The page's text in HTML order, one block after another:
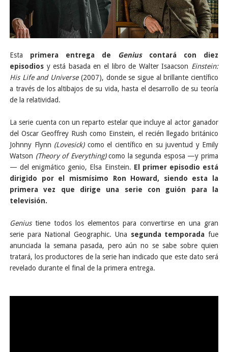
Esta primera entrega de Geniuscontará con diez
episodios y está basada en el libro de Walter Isaacson Einstein:
His Life and Universe(2007), donde se sigue al brillante científico
a través de los altibajos de su vida, hasta el desarrollo de su teoría
de la relatividad.
La serie cuenta con un reparto estelar que incluye al actor ganador
del Oscar Geoffrey Rush como Einstein, el recién llegado británico
Johnny Flynn (Lovesick)como el científico en su juventud y Emily
Watson (Theory of Everything)como la segunda esposa —y prima
— del enigmático genio, Elsa Einstein. El primer episodio está
dirigido por el mismísimo Ron Howard, siendo esta la
primera vez que dirige una serie con guión para la
televisión.
Geniustiene todos los elementos para convertirse en una gran
serie para National Geographic. Una segunda temporada fue
anunciada la semana pasada, pero aún no se sabe sobre quien
tratará, los productores de la serie han indicado que este dato será
revelado durante el final de la primera entrega.